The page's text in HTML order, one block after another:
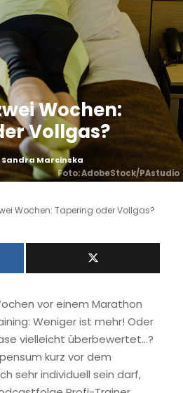
Wochen:
Vollgas?
Sandra Marcinska
Foto: AdobeStock/PAstudio
Wochen: Tapering oder Vollgas?
vor einem Marathon
Weniger ist mehr! Oder
vielleicht überbewertet…?
kurz vor dem
sehr individuell sein darf,